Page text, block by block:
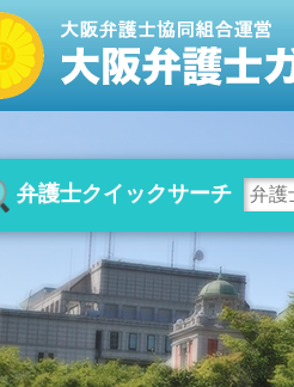
弁護士クイックサーチ